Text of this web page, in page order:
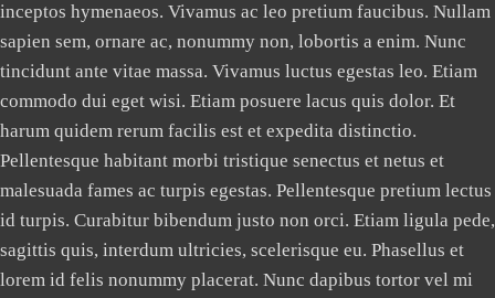
inceptos hymenaeos. Vivamus ac leo pretium faucibus. Nullam
sapien sem, ornare ac, nonummy non, lobortis a enim. Nunc
tincidunt ante vitae massa. Vivamus luctus egestas leo. Etiam
commodo dui eget wisi. Etiam posuere lacus quis dolor. Et
harum quidem rerum facilis est et expedita distinctio.
Pellentesque habitant morbi tristique senectus et netus et
malesuada fames ac turpis egestas. Pellentesque pretium lectus
id turpis. Curabitur bibendum justo non orci. Etiam ligula pede,
sagittis quis, interdum ultricies, scelerisque eu. Phasellus et
lorem id felis nonummy placerat. Nunc dapibus tortor vel mi